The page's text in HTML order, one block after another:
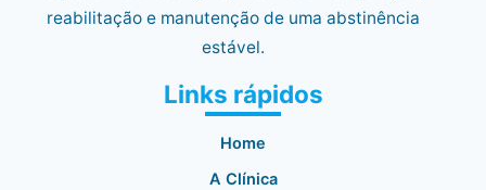
reabilitação e manutenção de uma abstinência
estável.
Links rápidos
Home
A Clínica